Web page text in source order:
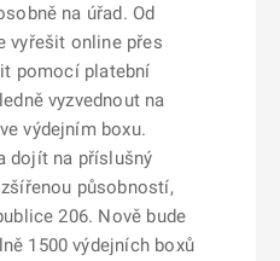
na úřad. Od
vyřešit online přes
pomocí platební
vyzvednout na
výdejním boxu.
dojít na příslušný
působností,
206. Nově bude
1500 výdejních boxů